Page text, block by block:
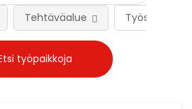
Työsuhteen
Tehtäväalue